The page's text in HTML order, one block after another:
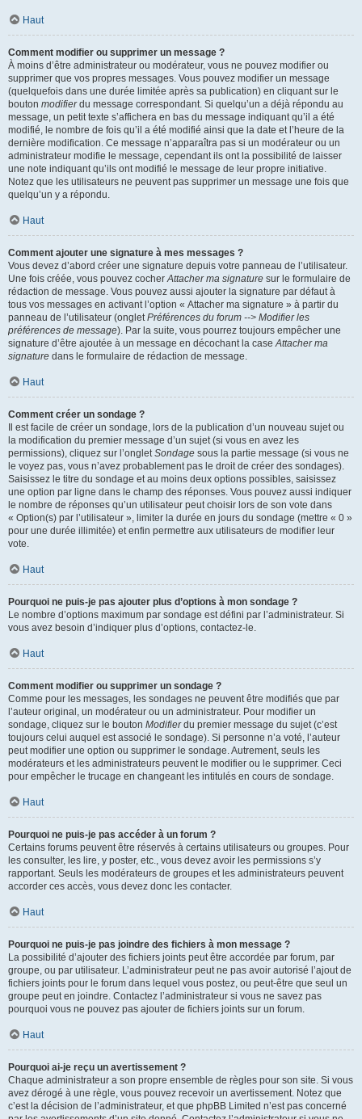
Haut
Comment modifier ou supprimer un message ?
À moins d’être administrateur ou modérateur, vous ne pouvez modifier ou
supprimer que vos propres messages. Vous pouvez modifier un message
(quelquefois dans une durée limitée après sa publication) en cliquant sur le
bouton modifierdu message correspondant. Si quelqu’un a déjà répondu au
message, un petit texte s’affichera en bas du message indiquant qu’il a été
modifié, le nombre de fois qu’il a été modifié ainsi que la date et l’heure de la
dernière modification. Ce message n’apparaîtra pas si un modérateur ou un
administrateur modifie le message, cependant ils ont la possibilité de laisser
une note indiquant qu’ils ont modifié le message de leur propre initiative.
Notez que les utilisateurs ne peuvent pas supprimer un message une fois que
quelqu’un y a répondu.
Haut
Comment ajouter une signature à mes messages ?
Vous devez d’abord créer une signature depuis votre panneau de l’utilisateur.
Une fois créée, vous pouvez cocherAttacher ma signature sur le formulaire de
rédaction de message. Vous pouvez aussi ajouter la signature par défaut à
tous vos messages en activant l’option « Attacher ma signature » à partir du
panneau de l’utilisateur (ongletPréférences du forum --> Modifier les
préférences de message). Par la suite, vous pourrez toujours empêcher une
signature d’être ajoutée à un message en décochant la caseAttacher ma
signature dans le formulaire de rédaction de message.
Haut
Comment créer un sondage ?
Il est facile de créer un sondage, lors de la publication d’un nouveau sujet ou
la modification du premier message d’un sujet (si vous en avez les
permissions), cliquez sur l’ongletSondage sous la partie message (si vous ne
le voyez pas, vous n’avez probablement pas le droit de créer des sondages).
Saisissez le titre du sondage et au moins deux options possibles, saisissez
une option par ligne dans le champ des réponses. Vous pouvez aussi indiquer
le nombre de réponses qu’un utilisateur peut choisir lors de son vote dans
« Option(s) par l’utilisateur », limiter la durée en jours du sondage (mettre « 0 »
pour une durée illimitée) et enfin permettre aux utilisateurs de modifier leur
vote.
Haut
Pourquoi ne puis-je pas ajouter plus d’options à mon sondage ?
Le nombre d’options maximum par sondage est défini par l’administrateur. Si
vous avez besoin d’indiquer plus d’options, contactez-le.
Haut
Comment modifier ou supprimer un sondage ?
Comme pour les messages, les sondages ne peuvent être modifiés que par
l’auteur original, un modérateur ou un administrateur. Pour modifier un
sondage, cliquez sur le bouton Modifierdu premier message du sujet (c’est
toujours celui auquel est associé le sondage). Si personne n’a voté, l’auteur
peut modifier une option ou supprimer le sondage. Autrement, seuls les
modérateurs et les administrateurs peuvent le modifier ou le supprimer. Ceci
pour empêcher le trucage en changeant les intitulés en cours de sondage.
Haut
Pourquoi ne puis-je pas accéder à un forum ?
Certains forums peuvent être réservés à certains utilisateurs ou groupes. Pour
les consulter, les lire, y poster, etc., vous devez avoir les permissions s’y
rapportant. Seuls les modérateurs de groupes et les administrateurs peuvent
accorder ces accès, vous devez donc les contacter.
Haut
Pourquoi ne puis-je pas joindre des fichiers à mon message ?
La possibilité d’ajouter des fichiers joints peut être accordée par forum, par
groupe, ou par utilisateur. L’administrateur peut ne pas avoir autorisé l’ajout de
fichiers joints pour le forum dans lequel vous postez, ou peut-être que seul un
groupe peut en joindre. Contactez l’administrateur si vous ne savez pas
pourquoi vous ne pouvez pas ajouter de fichiers joints sur un forum.
Haut
Pourquoi ai-je reçu un avertissement ?
Chaque administrateur a son propre ensemble de règles pour son site. Si vous
avez dérogé à une règle, vous pouvez recevoir un avertissement. Notez que
c’est la décision de l’administrateur, et que phpBB Limited n’est pas concerné